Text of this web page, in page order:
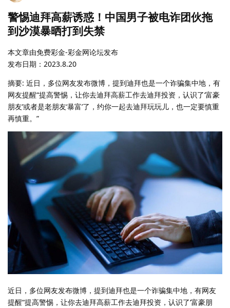
警惕迪拜高薪诱惑！中国男子被电诈团伙拖
到沙漠暴晒打到失禁
本文章由免费彩金-彩金网论坛发布
发布日期：2023.8.20
摘要: 近日，多位网友发布微博，提到迪拜也是一个诈骗集中地，有
网友提醒“提高警惕，让你去迪拜高薪工作去迪拜投资，认识了‘富豪
朋友’或者是老朋友‘暴富’了，约你一起去迪拜玩玩儿，也一定要慎重
再慎重。”
近日，多位网友发布微博，提到迪拜也是一个诈骗集中地，有网友
提醒“提高警惕，让你去迪拜高薪工作去迪拜投资，认识了‘富豪朋